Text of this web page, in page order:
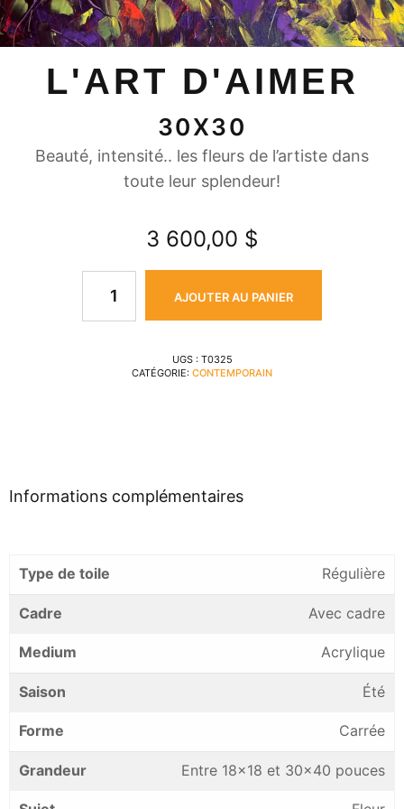
L'ART D'AIMER
30X30
Beauté, intensité.. les fleurs de l’artiste dans
toute leur splendeur!
3 600,00 $
AJOUTER AU PANIER
UGS : T0325
CATÉGORIE: CONTEMPORAIN
Informations complémentaires
Type de toile Régulière
Cadre Avec cadre
Medium Acrylique
Saison Été
Forme Carrée
Grandeur Entre 18×18 et 30×40 pouces